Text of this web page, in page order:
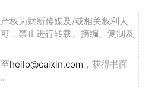
权为财新传媒及/或相关权利人
，禁止进行转载、摘编、复制及
hello@caixin.com ，获得书面